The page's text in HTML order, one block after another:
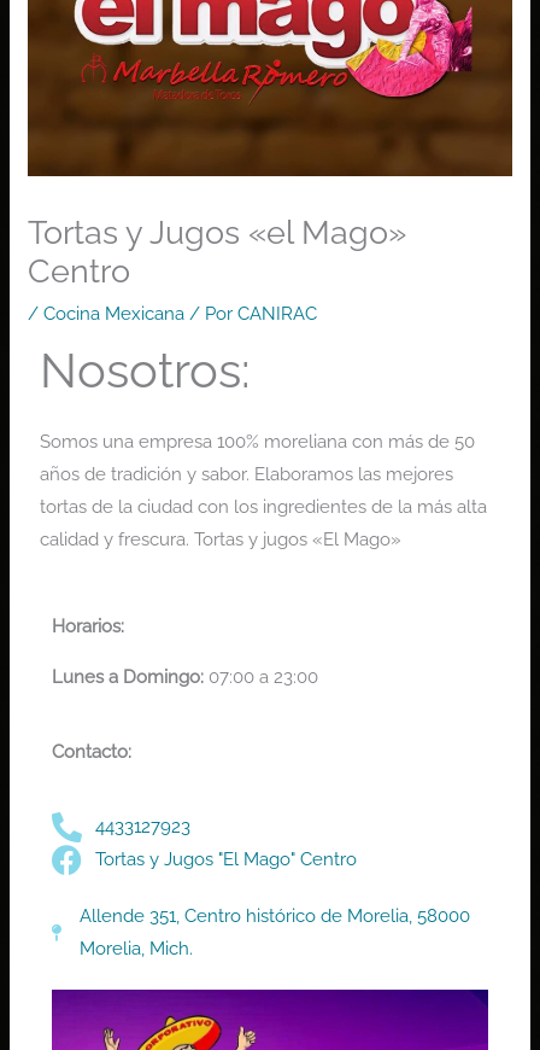
Tortas y Jugos «el Mago»
Centro
/Cocina Mexicana / PorCANIRAC
Nosotros:
Somos una empresa 100% moreliana con más de 50
años de tradición y sabor. Elaboramos las mejores
tortas de la ciudad con los ingredientes de la más alta
calidad y frescura. Tortas y jugos «El Mago»
Horarios:
Lunes a Domingo: 07:00 a 23:00
Contacto:
4433127923
Tortas y Jugos "El Mago" Centro
Allende 351, Centro histórico de Morelia, 58000
Morelia, Mich.